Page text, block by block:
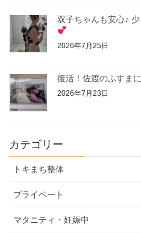
双子ちゃんも安心♪
2026年7月25日
復活！佐渡のふすま
2026年7月23日
カテゴリー
トキまち整体
プライベート
マタニティ・妊娠中